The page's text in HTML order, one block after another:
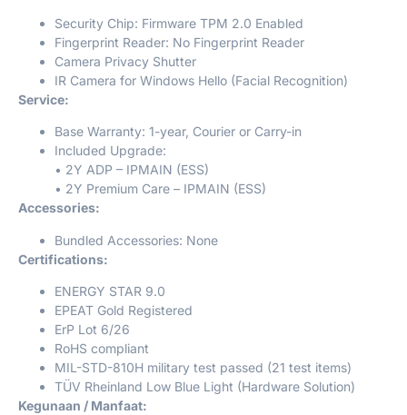
Security Chip: Firmware TPM 2.0 Enabled
Fingerprint Reader: No Fingerprint Reader
Camera Privacy Shutter
IR Camera for Windows Hello (Facial Recognition)
Service:
Base Warranty: 1-year, Courier or Carry-in
Included Upgrade:
• 2Y ADP – IPMAIN (ESS)
• 2Y Premium Care – IPMAIN (ESS)
Accessories:
Bundled Accessories: None
Certifications:
ENERGY STAR 9.0
EPEAT Gold Registered
ErP Lot 6/26
RoHS compliant
MIL-STD-810H military test passed (21 test items)
TÜV Rheinland Low Blue Light (Hardware Solution)
Kegunaan / Manfaat: